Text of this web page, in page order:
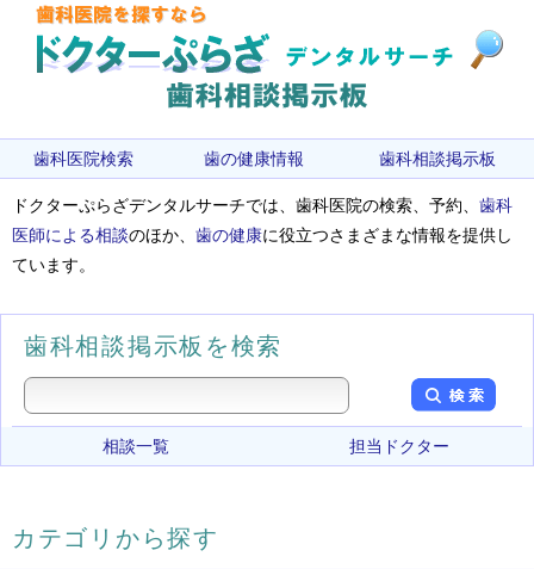
歯科医院検索 歯の健康情報 歯科相談掲示板
ドクターぷらざデンタルサーチでは、歯科医院の検索、予約、 歯科
医師による相談のほか、 歯の健康に役立つさまざまな情報を提供し
ています。
歯科相談掲示板を検索
相談一覧 担当ドクター
カテゴリから探す